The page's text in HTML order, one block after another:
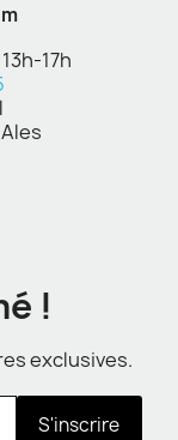
17h
!
exclusives.
S'inscrire